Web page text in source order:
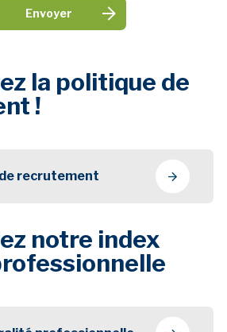
la politique de
!
recrutement
notre index